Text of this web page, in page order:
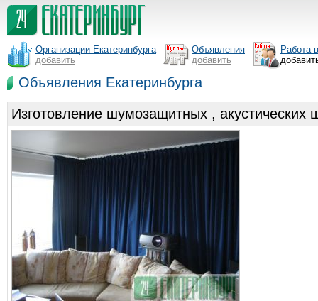
Организации Екатеринбурга
добавить
Объявления
добавить
Работа
Объявления Екатеринбурга
Изготовление шумозащитных , акустических